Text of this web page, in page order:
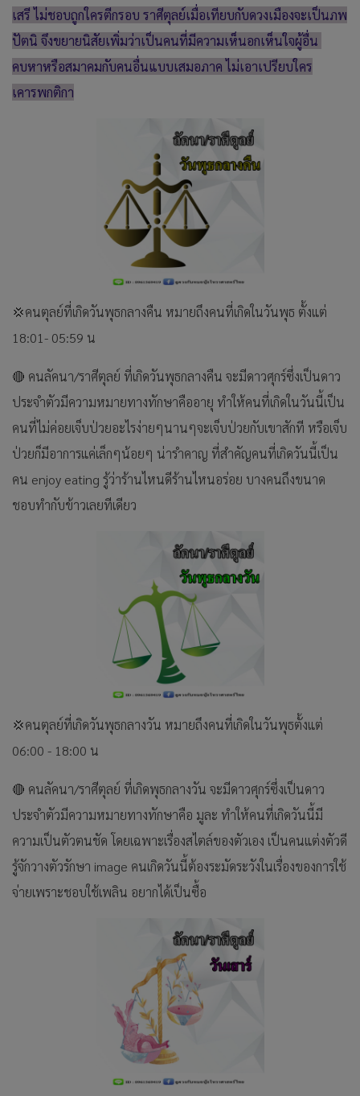
เสรี ไม่ชอบถูกใครตีกรอบ ราศีตุลย์เมื่อเทียบกับดวงเมืองจะเป็นภพ
ปัตนิ จึงขยายนิสัยเพิ่มว่าเป็นคนที่มีความเห็นอกเห็นใจผู้อื่น
คบหาหรือสมาคมกับคนอื่นแบบเสมอภาค ไม่เอาเปรียบใคร
เคารพกติกา
💢คนตุลย์ที่เกิดวันพุธกลางคืน หมายถึงคนที่เกิดในวันพุธ ตั้งแต่
18:01- 05:59 น
🔴 คนลัคนา/ราศีตุลย์ ที่เกิดวันพุธกลางคืน จะมีดาวศุกร์ซึ่งเป็นดาว
ประจำตัวมีความหมายทางทักษาคืออายุ ทำให้คนที่เกิดในวันนี้เป็น
คนที่ไม่ค่อยเจ็บป่วยอะไรง่ายๆนานๆจะเจ็บป่วยกับเขาสักที หรือเจ็บ
ป่วยก็มีอาการแค่เล็กๆน้อยๆ น่ารำคาญ ที่สำคัญคนที่เกิดวันนี้เป็น
คน enjoy eating รู้ว่าร้านไหนดีร้านไหนอร่อย บางคนถึงขนาด
ชอบทำกับข้าวเลยทีเดียว
💢คนตุลย์ที่เกิดวันพุธกลางวัน หมายถึงคนที่เกิดในวันพุธตั้งแต่
06:00 - 18:00 น
🔴 คนลัคนา/ราศีตุลย์ ที่เกิดพุธกลางวัน จะมีดาวศุกร์ซึ่งเป็นดาว
ประจำตัวมีความหมายทางทักษาคือ มูละ ทำให้คนที่เกิดวันนี้มี
ความเป็นตัวตนชัด โดยเฉพาะเรื่องสไตล์ของตัวเอง เป็นคนแต่งตัวดี
รู้จักวางตัวรักษา image คนเกิดวันนี้ต้องระมัดระวังในเรื่องของการใช้
จ่ายเพราะชอบใช้เพลิน อยากได้เป็นซื้อ